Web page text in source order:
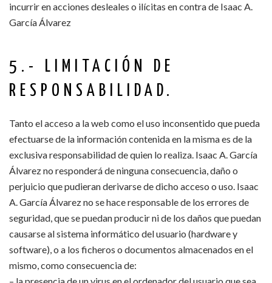
incurrir en acciones desleales o ilícitas en contra de Isaac A.
García Álvarez
5.- LIMITACIÓN DE
RESPONSABILIDAD.
Tanto el acceso a la web como el uso inconsentido que pueda
efectuarse de la información contenida en la misma es de la
exclusiva responsabilidad de quien lo realiza. Isaac A. García
Álvarez no responderá de ninguna consecuencia, daño o
perjuicio que pudieran derivarse de dicho acceso o uso. Isaac
A. García Álvarez no se hace responsable de los errores de
seguridad, que se puedan producir ni de los daños que puedan
causarse al sistema informático del usuario (hardware y
software), o a los ficheros o documentos almacenados en el
mismo, como consecuencia de: